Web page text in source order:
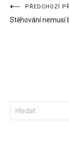
Navigace
pro
PŘEDCHOZÍ
Stěhování nemusí